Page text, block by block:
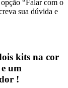
“Falar com o
sua dúvida e
kits na cor
um
!